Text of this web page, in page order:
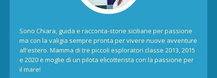
Sono Chiara, guida e racconta-storie siciliane per passione
ma con la valigia sempre pronta per vivere nuove avventure
all'estero. Mamma di tre piccoli esploratori classe 2013, 2015
e 2020 e moglie di un pilota elicotterista con la passione per
il mare!